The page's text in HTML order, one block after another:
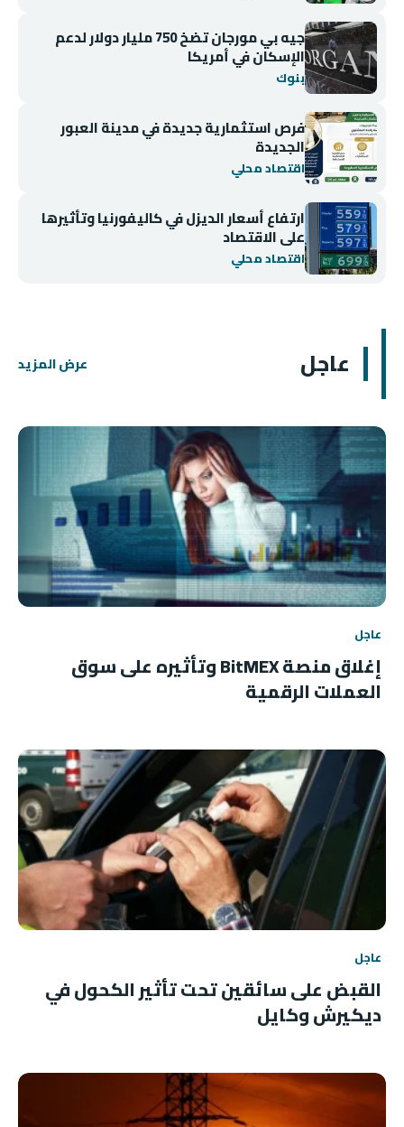
جيه بي مورجان تضخ 750 مليار دولار لدعم
الإسكان في أمريكا
بنوك
فرص استثمارية جديدة في مدينة العبور
الجديدة
اقتصاد محلي
ارتفاع أسعار الديزل في كاليفورنيا وتأثيرها
على الاقتصاد
اقتصاد محلي
عاجل عرض المزيد
عاجل
إغلاق منصة BitMEX وتأثيره على سوق
العملات الرقمية
عاجل
القبض على سائقين تحت تأثير الكحول في
ديكيرش وكايل